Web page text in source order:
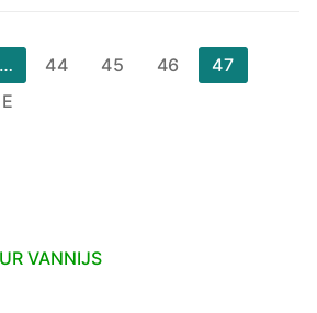
… 44 45 46
47
VANNIJS